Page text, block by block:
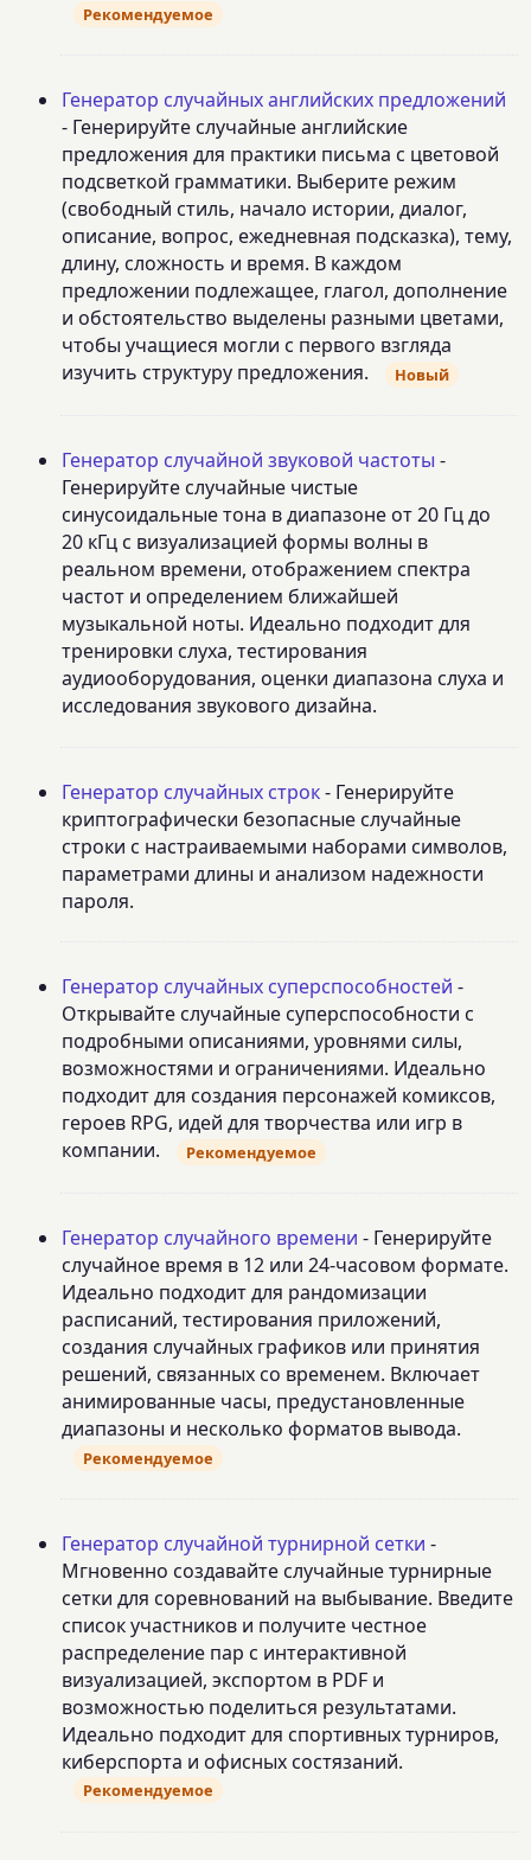
Рекомендуемое
Генератор случайных английских предложений
- Генерируйте случайные английские
предложения для практики письма с цветовой
подсветкой грамматики. Выберите режим
(свободный стиль, начало истории, диалог,
описание, вопрос, ежедневная подсказка), тему,
длину, сложность и время. В каждом
предложении подлежащее, глагол, дополнение
и обстоятельство выделены разными цветами,
чтобы учащиеся могли с первого взгляда
изучить структуру предложения.
Новый
Генератор случайной звуковой частоты -
Генерируйте случайные чистые
синусоидальные тона в диапазоне от 20 Гц до
20 кГц с визуализацией формы волны в
реальном времени, отображением спектра
частот и определением ближайшей
музыкальной ноты. Идеально подходит для
тренировки слуха, тестирования
аудиооборудования, оценки диапазона слуха и
исследования звукового дизайна.
Генератор случайных строк- Генерируйте
криптографически безопасные случайные
строки с настраиваемыми наборами символов,
параметрами длины и анализом надежности
пароля.
Генератор случайных суперспособностей -
Открывайте случайные суперспособности с
подробными описаниями, уровнями силы,
возможностями и ограничениями. Идеально
подходит для создания персонажей комиксов,
героев RPG, идей для творчества или игр в
компании.
Рекомендуемое
Генератор случайного времени - Генерируйте
случайное время в 12 или 24-часовом формате.
Идеально подходит для рандомизации
расписаний, тестирования приложений,
создания случайных графиков или принятия
решений, связанных со временем. Включает
анимированные часы, предустановленные
диапазоны и несколько форматов вывода.
Рекомендуемое
Генератор случайной турнирной сетки -
Мгновенно создавайте случайные турнирные
сетки для соревнований на выбывание. Введите
список участников и получите честное
распределение пар с интерактивной
визуализацией, экспортом в PDF и
возможностью поделиться результатами.
Идеально подходит для спортивных турниров,
киберспорта и офисных состязаний.
Рекомендуемое